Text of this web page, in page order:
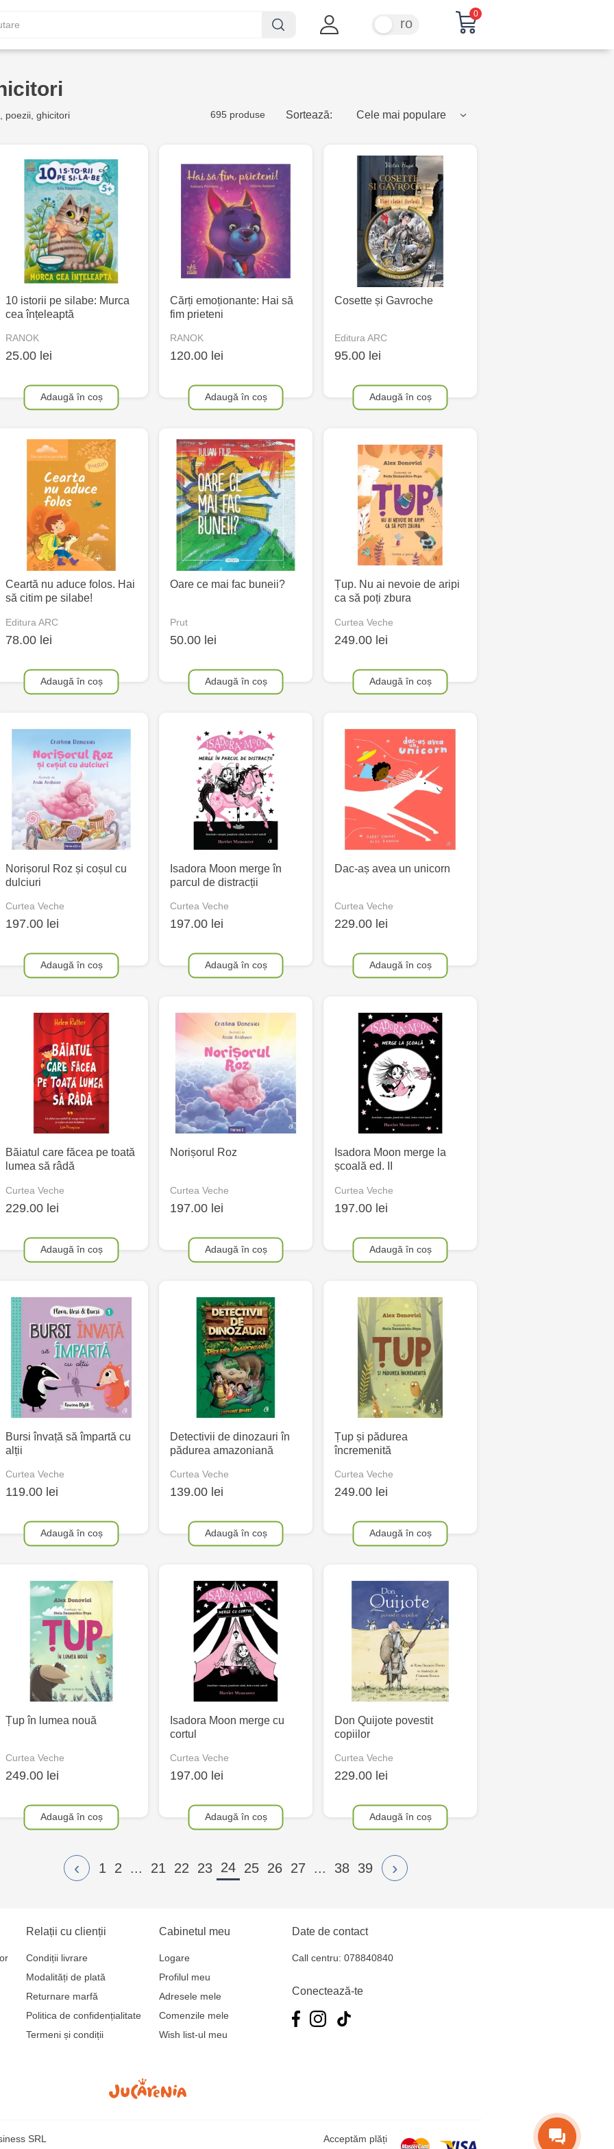
ro
0
poezii, ghicitori 695 produse Sortează: Cele mai populare
10 istorii pe silabe: Murca
cea înțeleaptă
RANOK
25.00 lei
Adaugă în coș
Cărți emoționante: Hai să
fim prieteni
RANOK
120.00 lei
Adaugă în coș
Cosette și Gavroche
Editura ARC
95.00 lei
Adaugă în coș
Ceartă nu aduce folos. Hai
să citim pe silabe!
Editura ARC
78.00 lei
Adaugă în coș
Oare ce mai fac buneii?
Prut
50.00 lei
Adaugă în coș
Țup. Nu ai nevoie de aripi
ca să poți zbura
Curtea Veche
249.00 lei
Adaugă în coș
Norișorul Roz și coșul cu
dulciuri
Curtea Veche
197.00 lei
Adaugă în coș
Isadora Moon merge în
parcul de distracții
Curtea Veche
197.00 lei
Adaugă în coș
Dac-aș avea un unicorn
Curtea Veche
229.00 lei
Adaugă în coș
Băiatul care făcea pe toată
lumea să râdă
Curtea Veche
229.00 lei
Adaugă în coș
Norișorul Roz
Curtea Veche
197.00 lei
Adaugă în coș
Isadora Moon merge la
școală ed. II
Curtea Veche
197.00 lei
Adaugă în coș
Bursi învață să împartă cu
alții
Curtea Veche
119.00 lei
Adaugă în coș
Detectivii de dinozauri în
pădurea amazoniană
Curtea Veche
139.00 lei
Adaugă în coș
Țup și pădurea
încremenită
Curtea Veche
249.00 lei
Adaugă în coș
Țup în lumea nouă
Curtea Veche
249.00 lei
Adaugă în coș
Isadora Moon merge cu
cortul
Curtea Veche
197.00 lei
Adaugă în coș
Don Quijote povestit
copiilor
Curtea Veche
229.00 lei
Adaugă în coș
‹ 1 2 ... 21 22 23 24 25 26 27 ... 38 39 ›
Relații cu clienții
Condiții livrare
Modalități de plată
Returnare marfă
Politica de confidențialitate
Termeni și condiții
Cabinetul meu
Logare
Profilul meu
Adresele mele
Comenzile mele
Wish list-ul meu
Date de contact
Call centru: 078840840
Conectează-te
SRL
Acceptăm plăți